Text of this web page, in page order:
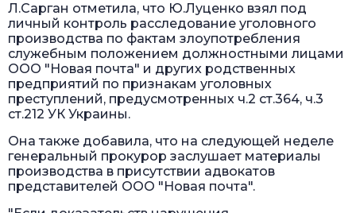
Л.Сарган отметила, что Ю.Луценко взял под
личный контроль расследование уголовного
производства по фактам злоупотребления
служебным положением должностными лицами
ООО "Новая почта" и других родственных
предприятий по признакам уголовных
преступлений, предусмотренных ч.2 ст.364, ч.3
ст.212 УК Украины.
Она также добавила, что на следующей неделе
генеральный прокурор заслушает материалы
производства в присутствии адвокатов
представителей ООО "Новая почта".